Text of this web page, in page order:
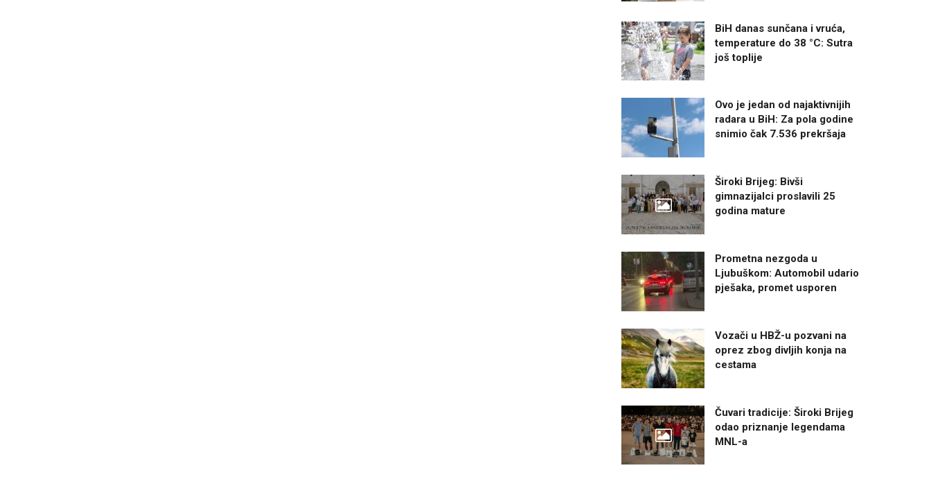
BiH danas sunčana i vruća,
temperature do 38 °C: Sutra
još toplije
Ovo je jedan od najaktivnijih
radara u BiH: Za pola godine
snimio čak 7.536 prekršaja
Široki Brijeg: Bivši
gimnazijalci proslavili 25
godina mature
Prometna nezgoda u
Ljubuškom: Automobil udario
pješaka, promet usporen
Vozači u HBŽ-u pozvani na
oprez zbog divljih konja na
cestama
Čuvari tradicije: Široki Brijeg
odao priznanje legendama
MNL-a